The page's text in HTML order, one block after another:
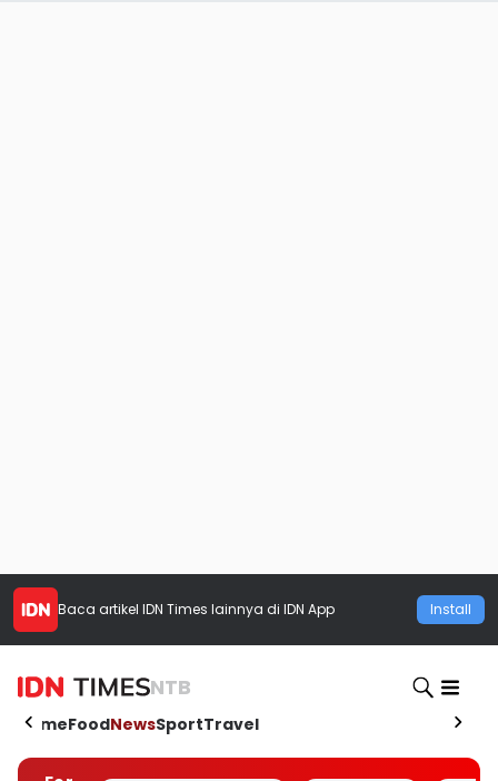
Baca artikel IDN Times lainnya di IDN App Install
NTB
HomeFoodNewsSportTravel